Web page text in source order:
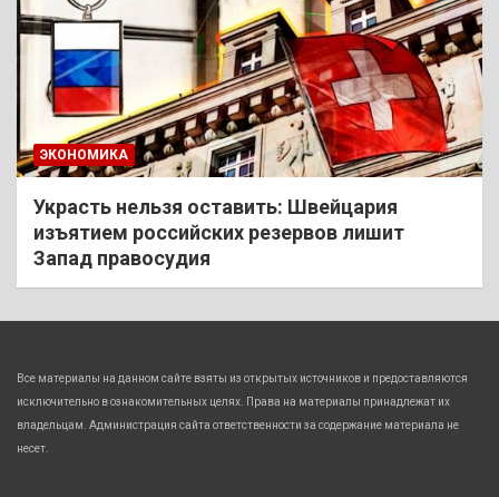
ЭКОНОМИКА
Украсть нельзя оставить: Швейцария
изъятием российских резервов лишит
Запад правосудия
Все материалы на данном сайте взяты из открытых источников и предоставляются
исключительно в ознакомительных целях. Права на материалы принадлежат их
владельцам. Администрация сайта ответственности за содержание материала не
несет.